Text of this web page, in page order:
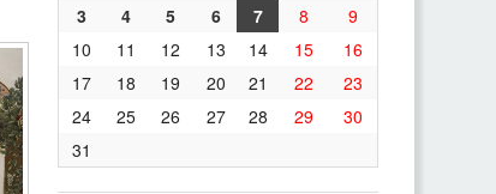
3
4 5 6 7 8
9
10
11 12 13 14 15
16
17
18 19 20 21 22
23
24
25 26 27 28 29
30
31